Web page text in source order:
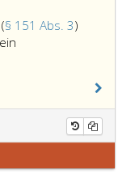
§ 151 Abs. 3)